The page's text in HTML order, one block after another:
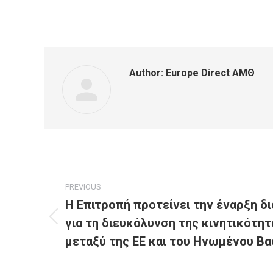
Author: Europe Direct ΑΜΘ
Post
navigation
PREVIOUS
Previous
post:
Η Επιτροπή προτείνει την έναρξη
για τη διευκόλυνση της
μεταξύ της ΕΕ και του Ηνωμένου